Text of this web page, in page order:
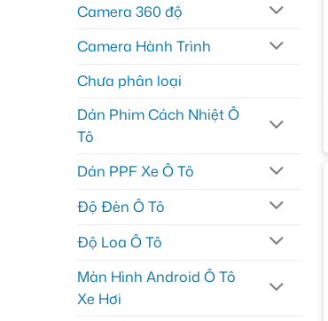
Camera 360 độ
Camera Hành Trình
Chưa phân loại
Dán Phim Cách Nhiệt Ô
Tô
Dán PPF Xe Ô Tô
Độ Đèn Ô Tô
Độ Loa Ô Tô
Màn Hình Android Ô Tô
Xe Hơi